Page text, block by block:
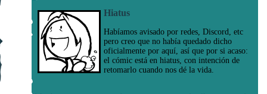
Hiatus
Habíamos avisado por redes, Discord, etc
pero creo que no había quedado dicho
oficialmente por aquí, así que por si acaso:
el cómic está en hiatus, con intención de
retomarlo cuando nos dé la vida.